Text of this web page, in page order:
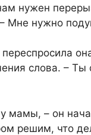
нужен
Мне нужно
слова. – Ты
мамы, – он
решим, что